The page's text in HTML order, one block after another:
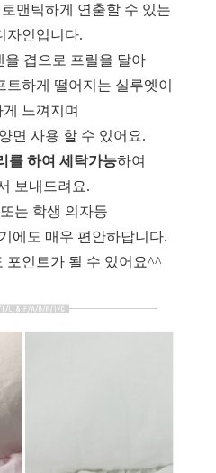
맨틱하게 연출할 수 있는
자인입니다.
겹으로 프릴을 달아
트하게 떨어지는 실루엣이
느껴지며
면 사용 할 수 있어요.
를 하여 세탁가능하여
보내드려요.
는 학생 의자등
에도 매우 편안하답니다.
포인트가 될 수 있어요^^